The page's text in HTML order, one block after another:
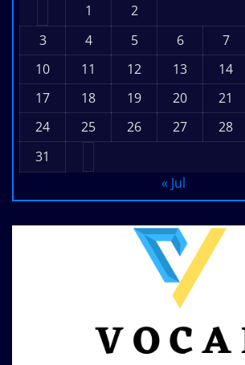
1
2
3
4 5 6 7
10
11 12 13 14
17
18 19 20 21
24
25 26 27 28
31
« Jul